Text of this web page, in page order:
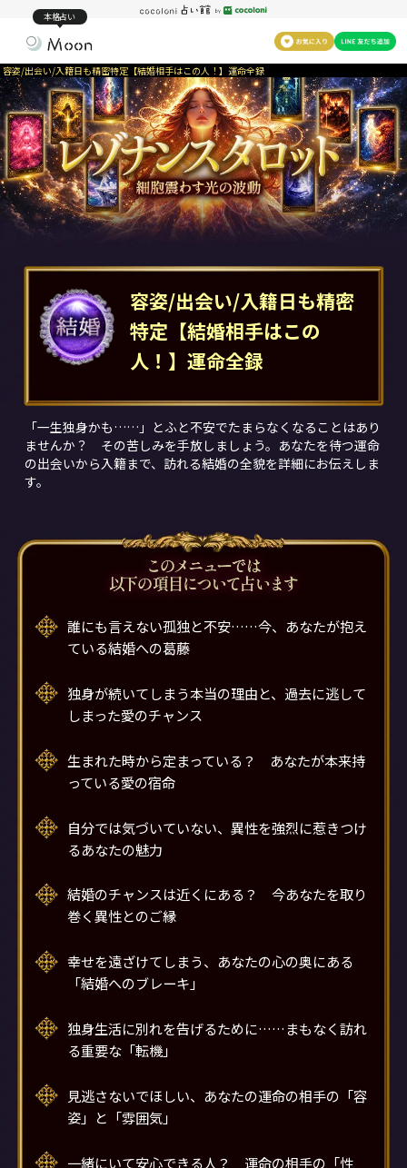
本格占い
容姿/出会い/入籍日も精密特定【結婚相手はこの人！】運命全録
容姿/出会い/入籍日も精密
特定【結婚相手はこの
人！】運命全録
「一生独身かも……」とふと不安でたまらなくなることはあり
ませんか？ その苦しみを手放しましょう。あなたを待つ運命
の出会いから入籍まで、訪れる結婚の全貌を詳細にお伝えしま
す。
誰にも言えない孤独と不安……今、あなたが抱え
ている結婚への葛藤
独身が続いてしまう本当の理由と、過去に逃して
しまった愛のチャンス
生まれた時から定まっている？ あなたが本来持
っている愛の宿命
自分では気づいていない、異性を強烈に惹きつけ
るあなたの魅力
結婚のチャンスは近くにある？ 今あなたを取り
巻く異性とのご縁
幸せを遠ざけてしまう、あなたの心の奥にある
「結婚へのブレーキ」
独身生活に別れを告げるために……まもなく訪れ
る重要な「転機」
見逃さないでほしい、あなたの運命の相手の「容
姿」と「雰囲気」
一緒にいて安心できる人？ 運命の相手の「性